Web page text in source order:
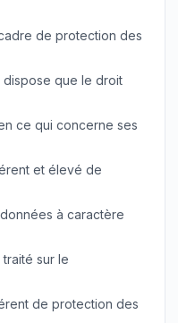
de protection des
que le droit
ce qui concerne ses
et élevé de
à caractère
sur le
de protection des